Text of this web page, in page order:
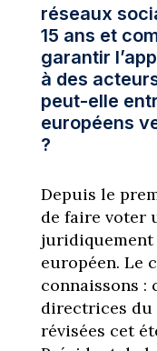
réseaux
15 ans et
garantir
à des
peut-elle
européens
?
Depuis le
de faire voter
européen. Le
connaissons :
directrices du
révisées cet